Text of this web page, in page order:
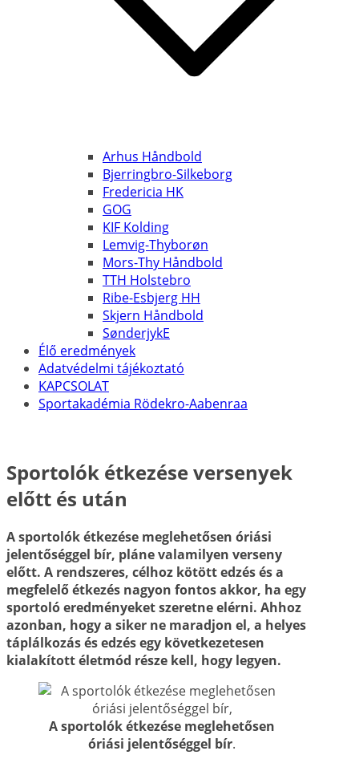
Arhus Håndbold
Bjerringbro-Silkeborg
Fredericia HK
GOG
KIF Kolding
Lemvig-Thyborøn
Mors-Thy Håndbold
TTH Holstebro
Ribe-Esbjerg HH
Skjern Håndbold
SønderjykE
Élő eredmények
Adatvédelmi tájékoztató
KAPCSOLAT
Sportakadémia Rödekro-Aabenraa
Sportolók étkezése versenyek
előtt és után
A sportolók étkezése meglehetősen óriási
jelentőséggel bír, pláne valamilyen verseny
előtt. A rendszeres, célhoz kötött edzés és a
megfelelő étkezés nagyon fontos akkor, ha egy
sportoló eredményeket szeretne elérni. Ahhoz
azonban, hogy a siker ne maradjon el, a helyes
táplálkozás és edzés egy következetesen
kialakított életmód része kell, hogy legyen.
A sportolók étkezése meglehetősen
óriási jelentőséggel bír.